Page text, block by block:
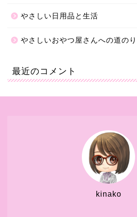
やさしい日用品と生活
やさしいおやつ屋さんへの道のり
最近のコメント
kinako